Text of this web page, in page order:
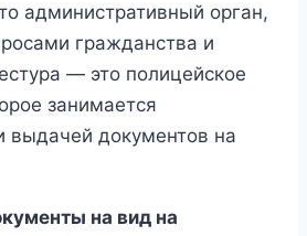
административный орган,
гражданства и
— это полицейское
занимается
выдачей документов на
на вид на